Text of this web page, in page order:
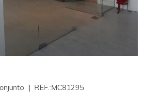
| REF.:MC81295